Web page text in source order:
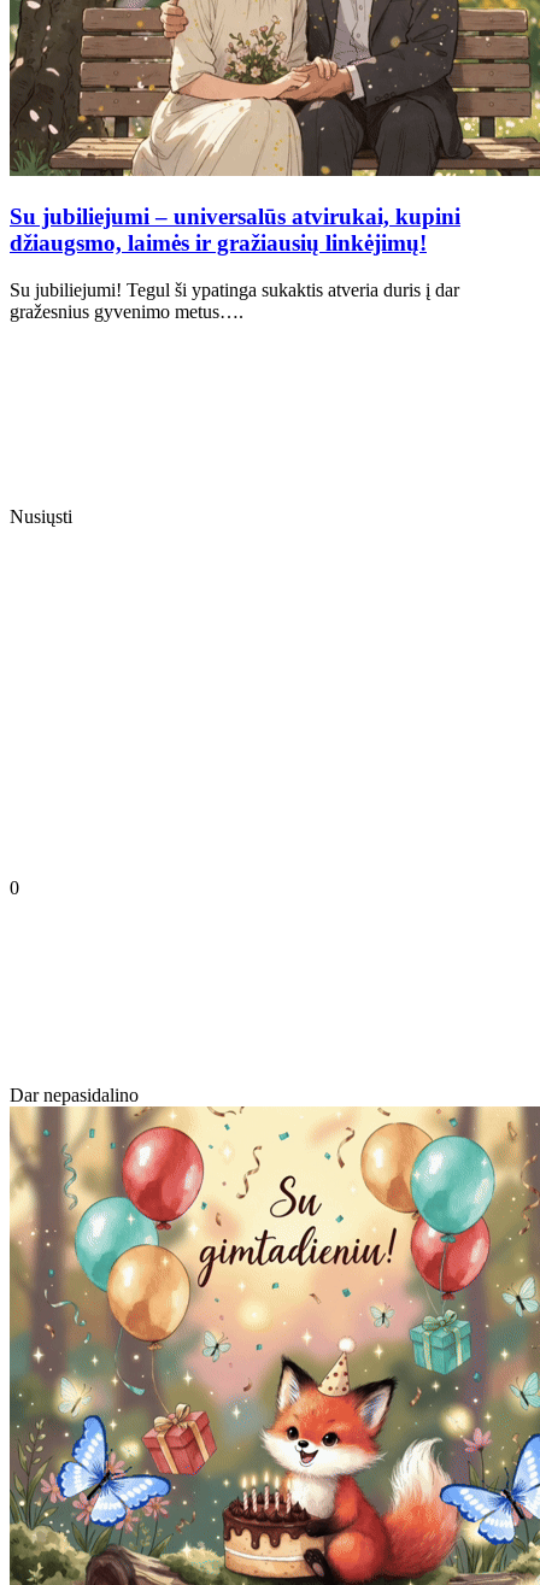
Su jubiliejumi – universalūs atvirukai, kupini
džiaugsmo, laimės ir gražiausių linkėjimų!
Su jubiliejumi! Tegul ši ypatinga sukaktis atveria duris į dar
gražesnius gyvenimo metus….
Nusiųsti
0
Dar nepasidalino